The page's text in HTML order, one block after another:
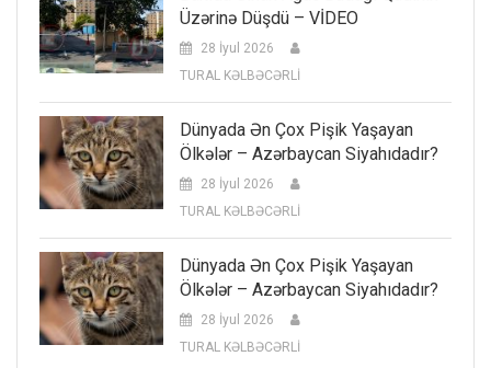
Üzərinə Düşdü – VİDEO
28 İyul 2026
TURAL KƏLBƏCƏRLİ
Dünyada Ən Çox Pişik Yaşayan
Ölkələr – Azərbaycan Siyahıdadır?
28 İyul 2026
TURAL KƏLBƏCƏRLİ
Dünyada Ən Çox Pişik Yaşayan
Ölkələr – Azərbaycan Siyahıdadır?
28 İyul 2026
TURAL KƏLBƏCƏRLİ